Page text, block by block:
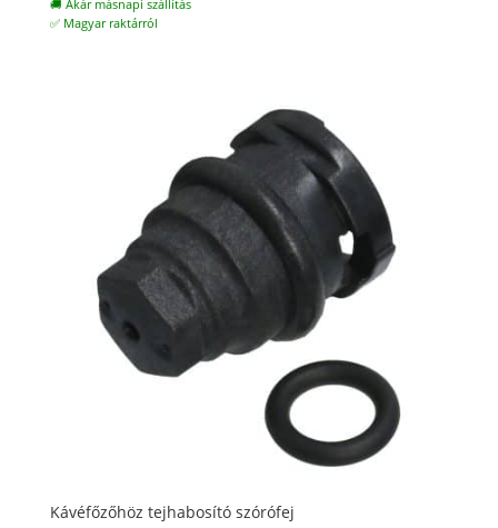
🚚 Akár másnapi szállítás
✅ Magyar raktárról
Kávéfőzőhöz tejhabosító szórófej